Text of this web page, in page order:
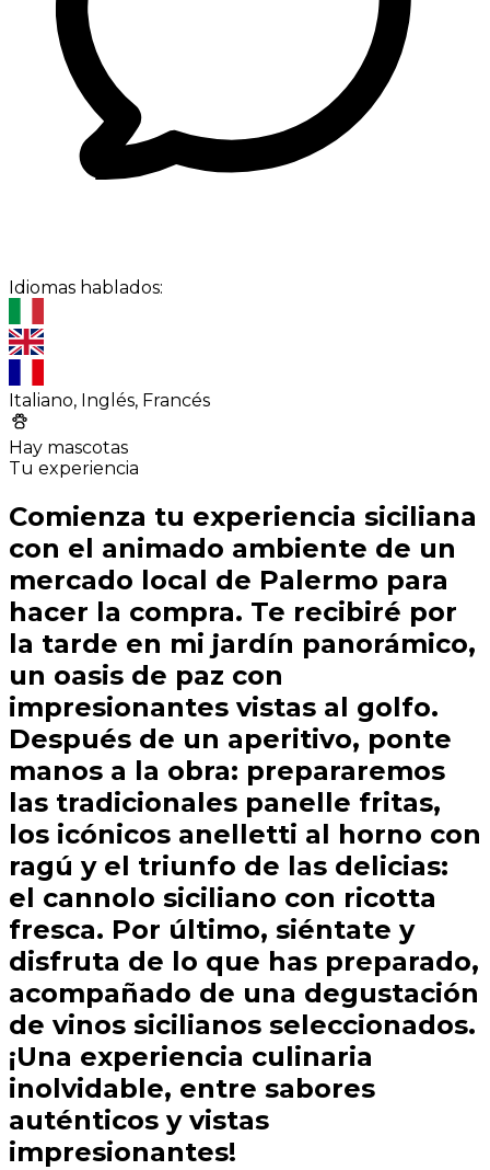
Idiomas hablados:
Italiano, Inglés, Francés
Hay mascotas
Tu experiencia
Comienza tu experiencia siciliana
con el animado ambiente de un
mercado local de Palermo para
hacer la compra. Te recibiré por
la tarde en mi jardín panorámico,
un oasis de paz con
impresionantes vistas al golfo.
Después de un aperitivo, ponte
manos a la obra: prepararemos
las tradicionales panelle fritas,
los icónicos anelletti al horno con
ragú y el triunfo de las delicias:
el cannolo siciliano con ricotta
fresca. Por último, siéntate y
disfruta de lo que has preparado,
acompañado de una degustación
de vinos sicilianos seleccionados.
¡Una experiencia culinaria
inolvidable, entre sabores
auténticos y vistas
impresionantes!